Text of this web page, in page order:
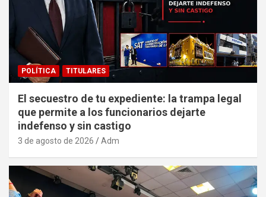
POLÍTICA TITULARES
El secuestro de tu expediente: la trampa legal
que permite a los funcionarios dejarte
indefenso y sin castigo
3 de agosto de 2026 Adm